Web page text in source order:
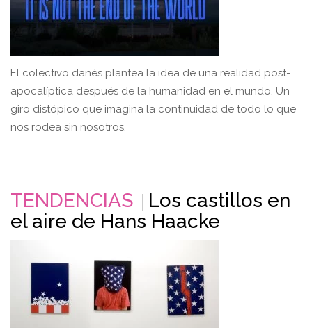
El colectivo danés plantea la idea de una realidad post-
apocalíptica después de la humanidad en el mundo. Un
giro distópico que imagina la continuidad de todo lo que
nos rodea sin nosotros.
TENDENCIAS
Los castillos en
el aire de Hans Haacke